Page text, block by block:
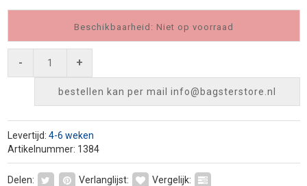
Beschikbaarheid: Niet op voorraad
- +
bestellen kan per mail info@bagsterstore.nl
Levertijd: 4-6 weken
Artikelnummer: 1384
Delen: Verlanglijst: Vergelijk: